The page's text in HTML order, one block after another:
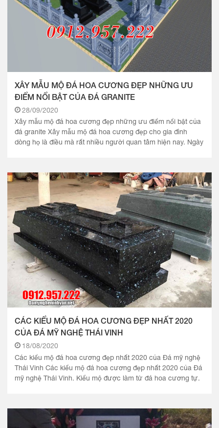
XÂY MẪU MỘ ĐÁ HOA CƯƠNG ĐẸP NHỮNG ƯU
ĐIỂM NỔI BẬT CỦA ĐÁ GRANITE
28/09/2020
Xây mẫu mộ đá hoa cương đẹp những ưu điểm nổi bật của
đá granite Xây mẫu mộ đá hoa cương đẹp cho gia đình
dòng họ là điều mà rất nhiều người quan tâm hiện nay. Ngày
CÁC KIỂU MỘ ĐÁ HOA CƯƠNG ĐẸP NHẤT 2020
CỦA ĐÁ MỸ NGHỆ THÁI VINH
18/08/2020
Các kiểu mộ đá hoa cương đẹp nhất 2020 của Đá mỹ nghệ
Thái Vinh Các kiểu mộ đá hoa cương đẹp nhất 2020 của Đá
mỹ nghệ Thái Vinh. Kiểu mộ được làm từ đá hoa cương tự.